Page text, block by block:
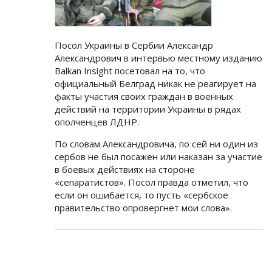
Посол Украины в Сербии Александр
Александрович в интервью местному изданию
Balkan Insight посетовал на то, что
официальный Белград никак не реагирует на
факты участия своих граждан в военных
действий на территории Украины в рядах
ополченцев ЛДНР.
По словам Александровича, по сей ни один из
сербов не был посажен или наказан за участие
в боевых действиях на стороне
«сепаратистов». Посол правда отметил, что
если он ошибается, то пусть «сербское
правительство опровергнет мои слова».